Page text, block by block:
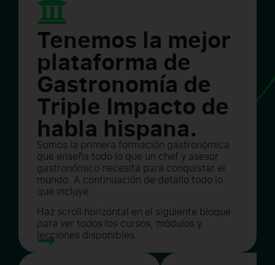
Tenemos la mejor
plataforma de
Gastronomía de
Triple Impacto de
habla hispana.
Somos la primera formación gastronómica
que enseña todo lo que un chef y asesor
gastronómico necesita para conquistar el
mundo. A continuación de detallo todo lo
que incluye:
Haz scroll horizontal en el siguiente bloque
para ver todos los cursos, módulos y
lecciones disponibles.